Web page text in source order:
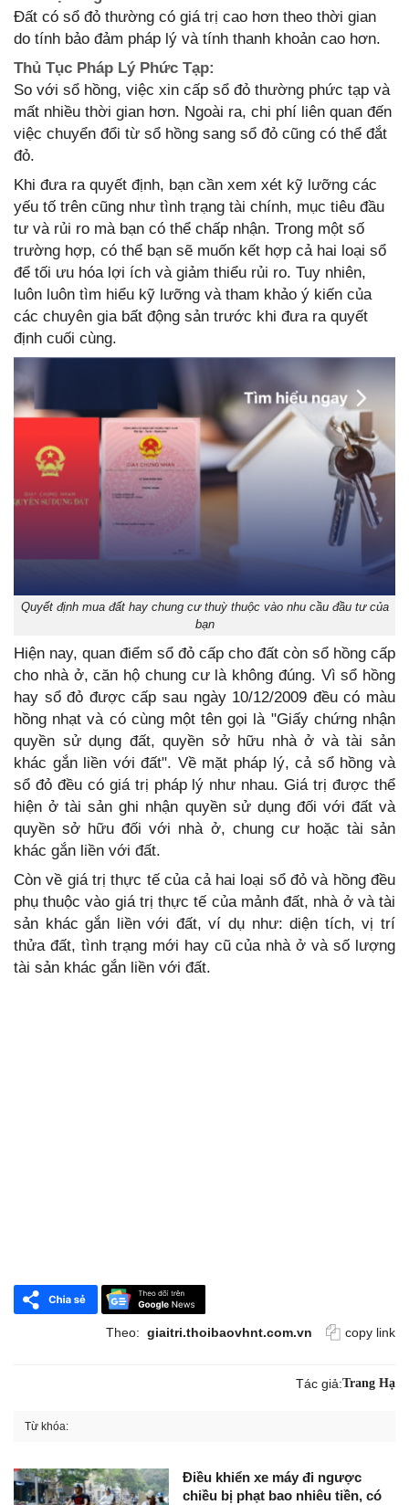
Đất có sổ đỏ thường có giá trị cao hơn theo thời gian
do tính bảo đảm pháp lý và tính thanh khoản cao hơn.
Thủ Tục Pháp Lý Phức Tạp:
So với sổ hồng, việc xin cấp sổ đỏ thường phức tạp và
mất nhiều thời gian hơn. Ngoài ra, chi phí liên quan đến
việc chuyển đổi từ sổ hồng sang sổ đỏ cũng có thể đắt
đỏ.
Khi đưa ra quyết định, bạn cần xem xét kỹ lưỡng các
yếu tố trên cũng như tình trạng tài chính, mục tiêu đầu
tư và rủi ro mà bạn có thể chấp nhận. Trong một số
trường hợp, có thể bạn sẽ muốn kết hợp cả hai loại sổ
để tối ưu hóa lợi ích và giảm thiểu rủi ro. Tuy nhiên,
luôn luôn tìm hiểu kỹ lưỡng và tham khảo ý kiến của
các chuyên gia bất động sản trước khi đưa ra quyết
định cuối cùng.
Quyết định mua đất hay chung cư thuỳ thuộc vào nhu cầu đầu tư của
bạn
Hiện nay, quan điểm sổ đỏ cấp cho đất còn sổ hồng cấp
cho nhà ở, căn hộ chung cư là không đúng. Vì sổ hồng
hay sổ đỏ được cấp sau ngày 10/12/2009 đều có màu
hồng nhạt và có cùng một tên gọi là "Giấy chứng nhận
quyền sử dụng đất, quyền sở hữu nhà ở và tài sản
khác gắn liền với đất". Về mặt pháp lý, cả sổ hồng và
sổ đỏ đều có giá trị pháp lý như nhau. Giá trị được thể
hiện ở tài sản ghi nhận quyền sử dụng đối với đất và
quyền sở hữu đối với nhà ở, chung cư hoặc tài sản
khác gắn liền với đất.
Còn về giá trị thực tế của cả hai loại sổ đỏ và hồng đều
phụ thuộc vào giá trị thực tế của mảnh đất, nhà ở và tài
sản khác gắn liền với đất, ví dụ như: diện tích, vị trí
thửa đất, tình trạng mới hay cũ của nhà ở và số lượng
tài sản khác gắn liền với đất.
Theo: giaitri.thoibaovhnt.com.vn copy link
Tác giả:Trang Hạ
Từ khóa:
Điều khiển xe máy đi ngược
chiều bị phạt bao nhiêu tiền, có